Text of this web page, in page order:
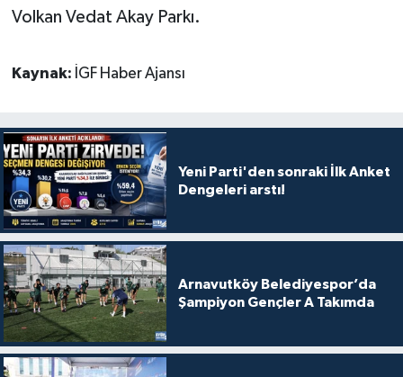
Volkan Vedat Akay Parkı.
Kaynak: İGF Haber Ajansı
Yeni Parti'den sonraki İlk Anket
Dengeleri arstı!
Arnavutköy Belediyespor’da
Şampiyon Gençler A Takımda